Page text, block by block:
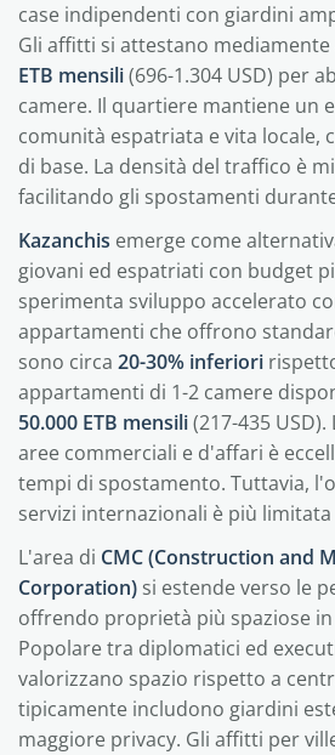
case indipendenti con giardini
Gli affitti si attestano mediamente
ETB mensili(696-1.304 USD) per
camere. Il quartiere mantiene un
comunità espatriata e vita locale,
di base. La densità del traffico è
facilitando gli spostamenti
Kazanchis emerge come
giovani ed espatriati con budget
sperimenta sviluppo accelerato
appartamenti che offrono
sono circa 20-30% inferiori
appartamenti di 1-2 camere
50.000 ETB mensili(217-435
aree commerciali e d'affari è
tempi di spostamento. Tuttavia,
servizi internazionali è più
L'area di CMC (Construction and
Corporation) si estende verso le
offrendo proprietà più spaziose
Popolare tra diplomatici ed
valorizzano spazio rispetto a
tipicamente includono giardini
maggiore privacy. Gli affitti per